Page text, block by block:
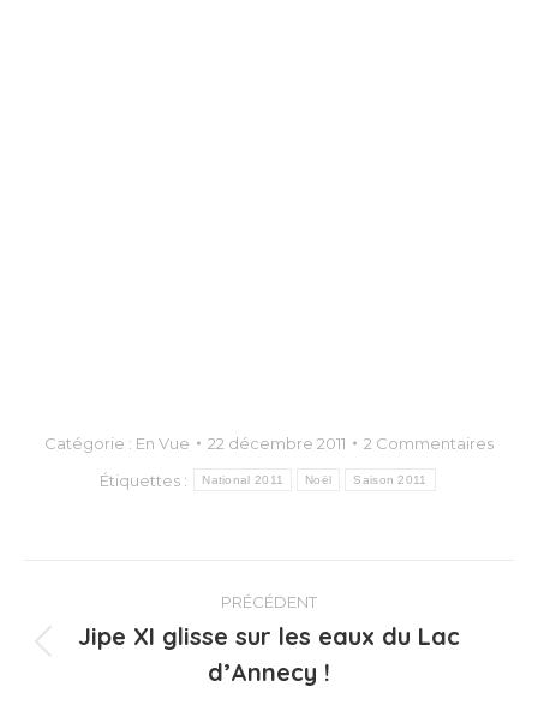
Catégorie : En Vue 22 décembre 2011
2 Commentaires
Étiquettes :
National 2011 Noël Saison 2011
Navigation
article
PRÉCÉDENT
précédent
Jipe XI glisse sur les eaux du Lac
d’Annecy !